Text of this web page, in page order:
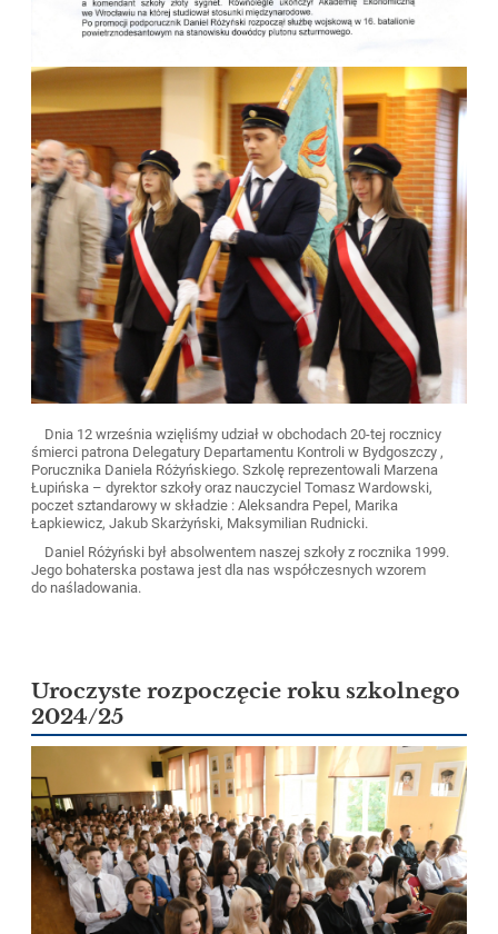
Dnia 12 września wzięliśmy udział w obchodach 20-tej rocznicy
śmierci patrona Delegatury Departamentu Kontroli w Bydgoszczy ,
Porucznika Daniela Różyńskiego. Szkolę reprezentowali Marzena
Łupińska – dyrektor szkoły oraz nauczyciel Tomasz Wardowski,
poczet sztandarowy w składzie : Aleksandra Pepel, Marika
Łapkiewicz, Jakub Skarżyński, Maksymilian Rudnicki.
Daniel Różyński był absolwentem naszej szkoły z rocznika 1999.
Jego bohaterska postawa jest dla nas współczesnych wzorem
do naśladowania.
Uroczyste rozpoczęcie roku szkolnego
2024/25